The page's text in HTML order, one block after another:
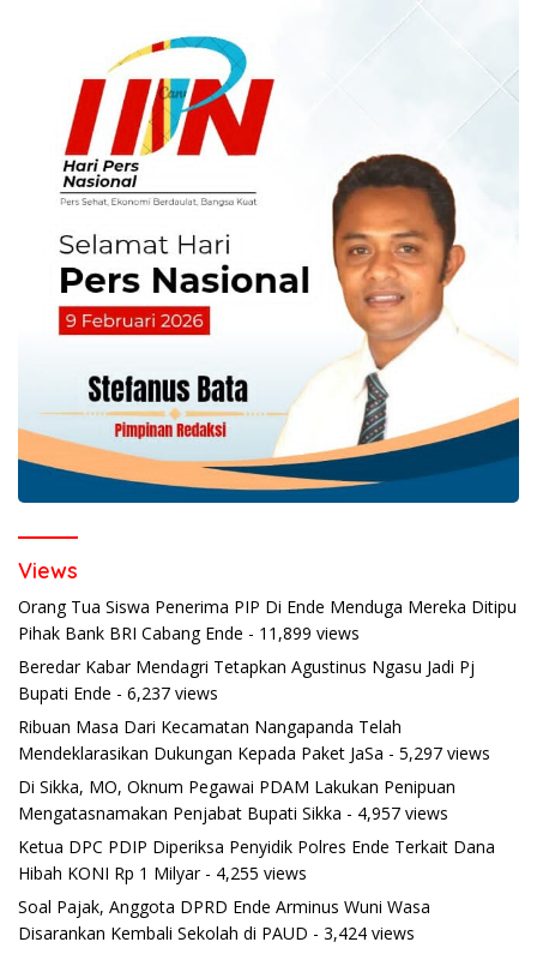
Views
Orang Tua Siswa Penerima PIP Di Ende Menduga Mereka Ditipu
Pihak Bank BRI Cabang Ende - 11,899 views
Beredar Kabar Mendagri Tetapkan Agustinus Ngasu Jadi Pj
Bupati Ende - 6,237 views
Ribuan Masa Dari Kecamatan Nangapanda Telah
Mendeklarasikan Dukungan Kepada Paket JaSa - 5,297 views
Di Sikka, MO, Oknum Pegawai PDAM Lakukan Penipuan
Mengatasnamakan Penjabat Bupati Sikka - 4,957 views
Ketua DPC PDIP Diperiksa Penyidik Polres Ende Terkait Dana
Hibah KONI Rp 1 Milyar- 4,255 views
Soal Pajak, Anggota DPRD Ende Arminus Wuni Wasa
Disarankan Kembali Sekolah di PAUD - 3,424 views